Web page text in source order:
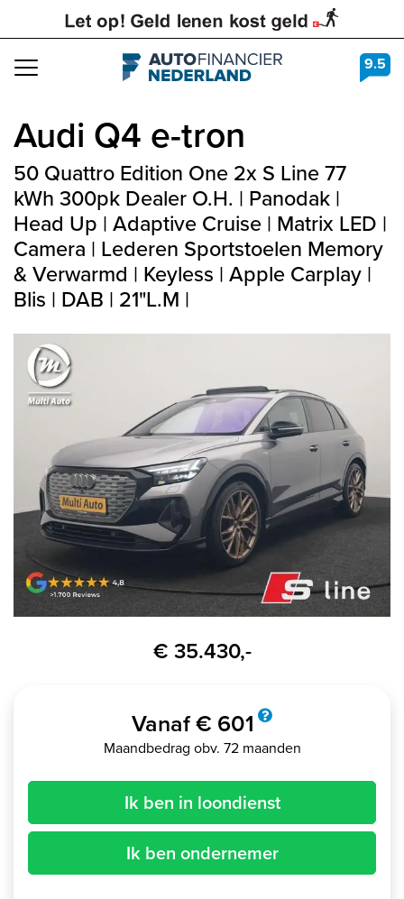
Navigation 9.5
Audi Q4 e-tron
50 Quattro Edition One 2x S Line 77
kWh 300pk Dealer O.H. | Panodak |
Head Up | Adaptive Cruise | Matrix LED |
Camera | Lederen Sportstoelen Memory
& Verwarmd | Keyless | Apple Carplay |
Blis | DAB | 21"L.M |
€ 35.430,-
Vanaf € 601
Maandbedrag obv. 72 maanden
Ik ben in loondienst
Ik ben ondernemer